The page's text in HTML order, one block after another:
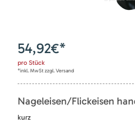
54,92€*
pro Stück
*inkl. MwSt zzgl. Versand
Nageleisen/Flickeisen
kurz